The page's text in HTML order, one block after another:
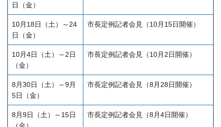
日（金）
10月18日（土）～24
日（金）
市長定例記者会見（10月15日開催）
10月4日（土）～2日
（金）
市長定例記者会見（10月2日開催）
8月30日（土）～9月
5日（金）
市長定例記者会見（8月28日開催）
8月9日（土）～15日
市長定例記者会見（8月4日開催）